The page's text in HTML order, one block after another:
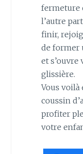
fermeture
l’autre
finir,
de former
et s’ouvre
glissière.
Vous voilà
coussin
profiter
votre